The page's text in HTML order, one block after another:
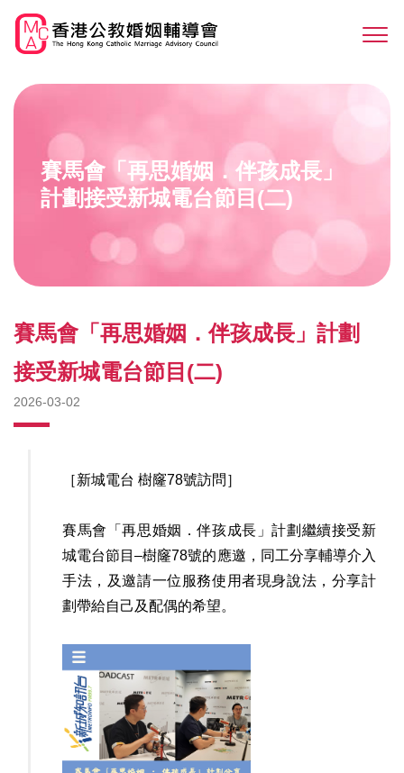
main
賽馬會「再思婚姻．伴孩成長」
計劃接受新城電台節目(二)
賽馬會「再思婚姻．伴孩成長」計劃
接受新城電台節目(二)
2026-03-02
［新城電台 樹窿78號訪問］
賽馬會「再思婚姻．伴孩成長」計劃繼續接受新
城電台節目–樹窿78號的應邀，同工分享輔導介入
手法，及邀請一位服務使用者現身說法，分享計
劃帶給自己及配偶的希望。